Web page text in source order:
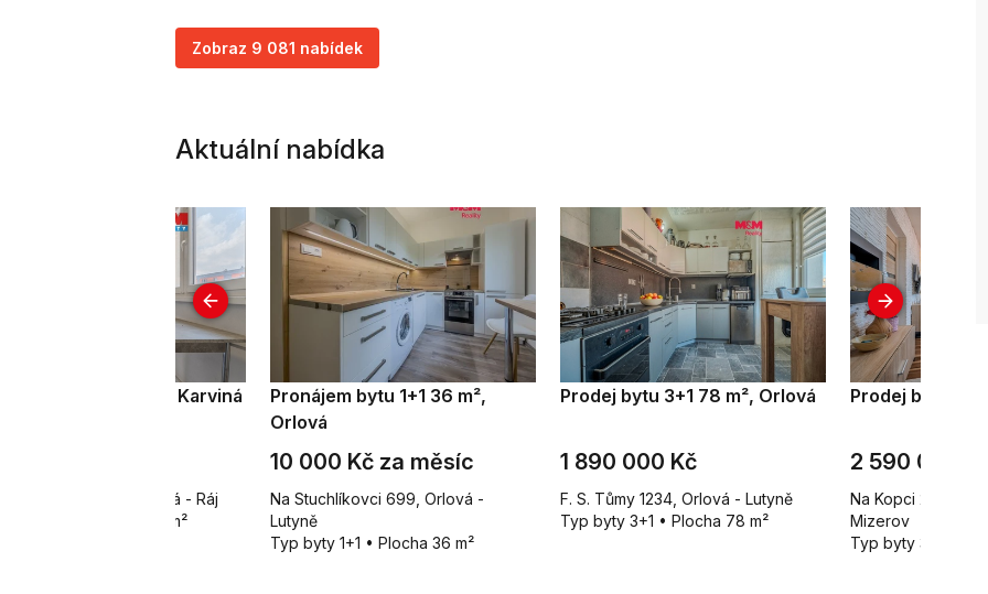
Zobraz 9 081 nabídek
Aktuální nabídka
bytu 2+1 54 m², Karviná
618/31, Karviná - Ráj
byty 2+1 • Plocha 54 m²
Pronájem bytu 1+1 36 m²,
Orlová
10 000 Kč za měsíc
Na Stuchlíkovci 699, Orlová -
Lutyně
Typ byty 1+1 • Plocha 36 m²
Prodej bytu 3+1 78 m², Orlová
1 890 000 Kč
F. S. Tůmy 1234, Orlová - Lutyně
Typ byty 3+1 • Plocha 78 m²
Prodej bytu 3+1
2 590 000 Kč
Na Kopci 2077/25,
Mizerov
Typ byty 3+1 •